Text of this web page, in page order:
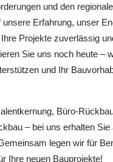
und den
unsere Erfahrung, unser
Projekte zuverlässig
Sie uns noch heute –
und Ihr
Büro-
– bei uns erhalten Sie
legen wir für
Ihre neuen Bauprojekte!